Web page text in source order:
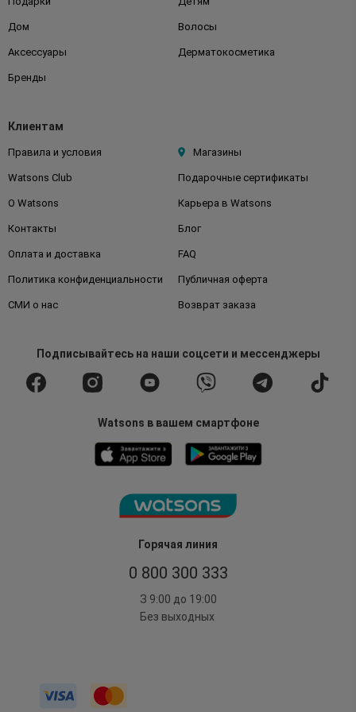
Горячая линия
0 800 300 333
З 9:00 до 19:00
Без выходных
Дом Волосы
Аксессуары Дерматокосметика
Бренды
Клиентам
Правила и условия Магазины
Watsons Club Подарочные сертификаты
О Watsons Карьера в Watsons
Контакты Блог
Оплата и доставка FAQ
Политика конфиденциальности Публичная оферта
СМИ о нас Возврат заказа
Подписывайтесьна наши соцсети и мессенджеры
Watsons в вашем смартфоне